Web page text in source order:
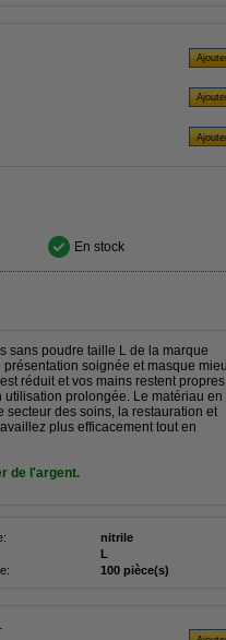
En stock
sans poudre taille L de la marque
soignée et masque
réduit et vos mains restent propres
prolongée. Le matériau en
des soins, la restauration et
plus efficacement tout en
de l'argent.
nitrile
L
100 pièce(s)